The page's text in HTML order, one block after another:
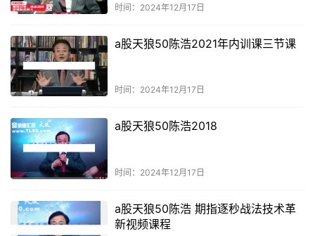
时间：2024年12月17日
a股天狼50陈浩2021年内训课三节课
时间：2024年12月17日
a股天狼50陈浩2018
时间：2024年12月17日
a股天狼50陈浩 期指逐秒战法技术革
新视频课程